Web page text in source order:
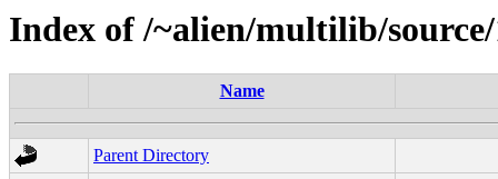
Index of /~alien/multilib/source/
Name
Parent Directory